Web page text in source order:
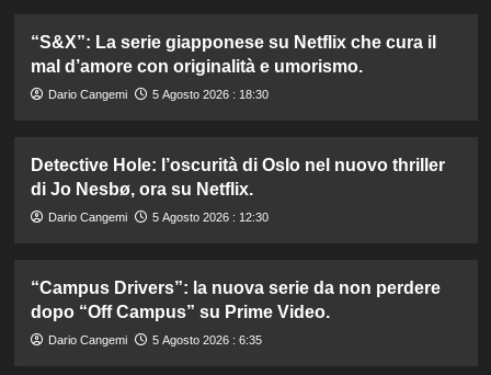
“S&X”: La serie giapponese su Netflix che cura il
mal d’amore con originalità e umorismo.
Dario Cangemi 5 Agosto 2026 : 18:30
Detective Hole: l’oscurità di Oslo nel nuovo thriller
di Jo Nesbø, ora su Netflix.
Dario Cangemi 5 Agosto 2026 : 12:30
“Campus Drivers”: la nuova serie da non perdere
dopo “Off Campus” su Prime Video.
Dario Cangemi 5 Agosto 2026 : 6:35